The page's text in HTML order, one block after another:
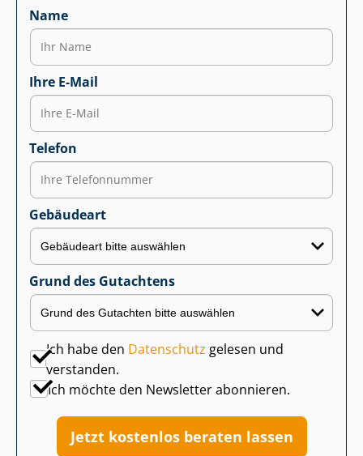
Name
Ihre E-Mail
Telefon
Gebäudeart
Grund des Gutachtens
Ich habe den Datenschutz gelesen und
verstanden.
Ich möchte den Newsletter abonnieren.
Jetzt kostenlos beraten lassen